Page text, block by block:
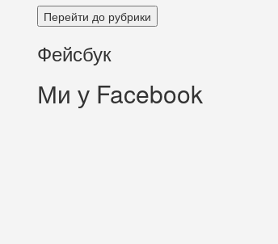
Перейти до рубрики
Фейсбук
Ми у Facebook